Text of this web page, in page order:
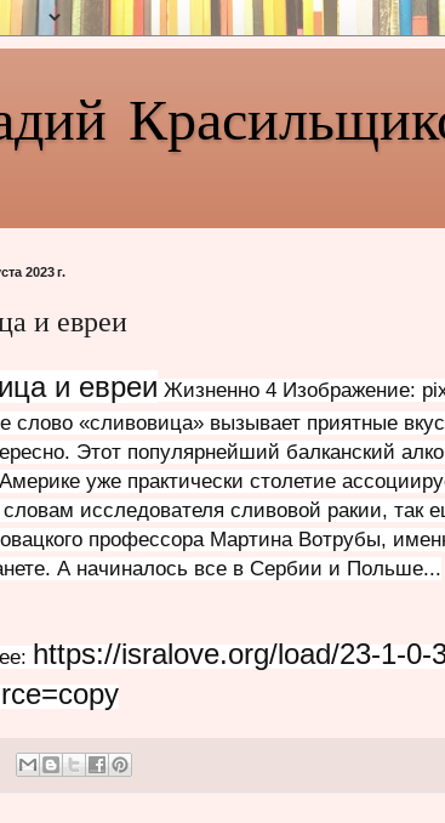
2023 г.
и евреи
и евреи Жизненно 4 Изображение:
слово «сливовица» вызывает приятные
Этот популярнейший балканский
уже практически столетие
исследователя сливовой ракии, так
профессора Мартина Вотрубы,
А начиналось все в Сербии и Польше...
https://isralove.org/load/23-1-0-